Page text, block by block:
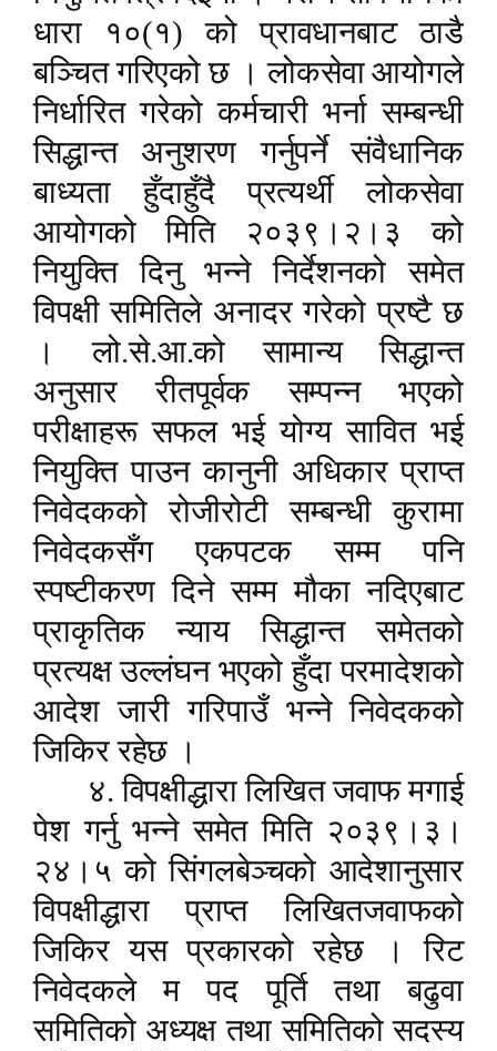
धारा १०(१) को प्रावधानबाट ठाडै
बञ्चित गरिएको छ । लोकसेवा आयोगले
निर्धारित गरेको कर्मचारी भर्ना सम्बन्धी
सिद्धान्त अनुशरण गर्नुपर्ने संवैधानिक
बाध्यता हुँदाहुँदै प्रत्यर्थी लोकसेवा
आयोगको मिति २०३९।२।३ को
नियुक्ति दिनु भन्ने निर्देशनको समेत
विपक्षी समितिले अनादर गरेको प्रष्टै छ
। लो.से.आ.को सामान्य सिद्धान्त
अनुसार रीतपूर्वक सम्पन्न भएको
परीक्षाहरू सफल भई योग्य सावित भई
नियुक्ति पाउन कानुनी अधिकार प्राप्त
निवेदकको रोजीरोटी सम्बन्धी कुरामा
निवेदकसँग एकपटक सम्म पनि
स्पष्टीकरण दिने सम्म मौका नदिएबाट
प्राकृतिक न्याय सिद्धान्त समेतको
प्रत्यक्ष उल्लंघन भएको हुँदा परमादेशको
आदेश जारी गरिपाउँ भन्ने निवेदकको
जिकिर रहेछ ।
४. विपक्षीद्धारा लिखित जवाफ मगाई
पेश गर्नु भन्ने समेत मिति २०३९।३।
२४।५ को सिंगलबेञ्चको आदेशानुसार
विपक्षीद्धारा प्राप्त लिखितजवाफको
जिकिर यस प्रकारको रहेछ । रिट
निवेदकले म पद पूर्ति तथा बढुवा
समितिको अध्यक्ष तथा समितिको सदस्य